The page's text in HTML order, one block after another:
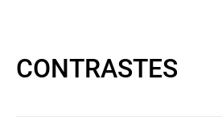
CONTRASTES